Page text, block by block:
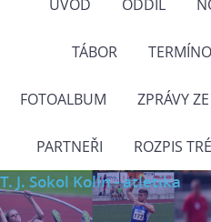
ÚVOD ODDÍL
TÁBOR
FOTOALBUM ZPRÁVY
PARTNEŘI ROZPIS
T. J. Sokol Kolín - atletika